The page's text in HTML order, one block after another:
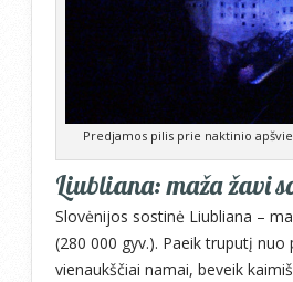
Predjamos pilis prie naktinio
Liubliana: maža žavi
Slovėnijos sostinė Liubliana –
(280 000 gyv.). Paeik truputį
vienaukščiai namai, beveik